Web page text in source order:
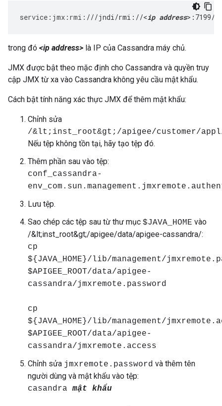
service : jmx : rmi : ///jndi/rmi://<ip address>:7199/
trong đó <ip address> là IP của Cassandra máy chủ.
JMX được bật theo mặc định cho Cassandra và quyền truy
cập JMX từ xa vào Cassandra không yêu cầu mật khẩu.
Cách bật tính năng xác thực JMX để thêm mật khẩu:
Chỉnh sửa
/&lt;inst_root&gt;/apigee/customer/
Nếu tệp không tồn tại, hãy tạo tệp đó.
Thêm phần sau vào tệp:
conf_cassandra-
Lưu tệp.
Sao chép các tệp sau từ thư mục $JAVA_HOME vào
/&lt;inst_root&gt;/apigee/data/apigee-cassandra/:
cp
${JAVA_HOME}/lib/management/
$APIGEE_ROOT/data/apigee-
cassandra/jmxremote.password
cp
${JAVA_HOME}/lib/management/
$APIGEE_ROOT/data/apigee-
cassandra/jmxremote.access
Chỉnh sửa jmxremote.password và thêm tên
người dùng và mật khẩu vào tệp:
casandramật khẩu